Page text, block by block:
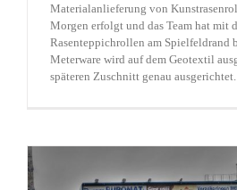
Materialanlieferung von
Morgen erfolgt und das Team hat mit
Rasenteppichrollen am Spielfeldrand
Meterware wird auf dem Geotextil
späteren Zuschnitt genau ausgerichtet.